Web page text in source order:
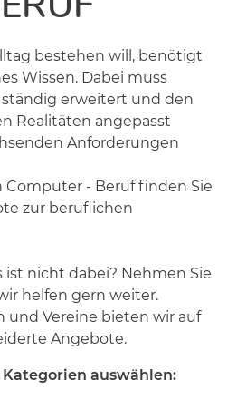
bestehen will, benötigt
Wissen. Dabei muss
erweitert und den
Realitäten angepasst
Anforderungen
- Beruf finden Sie
zur beruflichen
nicht dabei? Nehmen Sie
helfen gern weiter.
und Vereine bieten wir auf
Angebote.
auswählen: